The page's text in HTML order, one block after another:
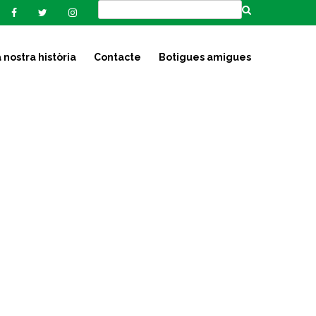
nostra història Contacte Botigues amigues